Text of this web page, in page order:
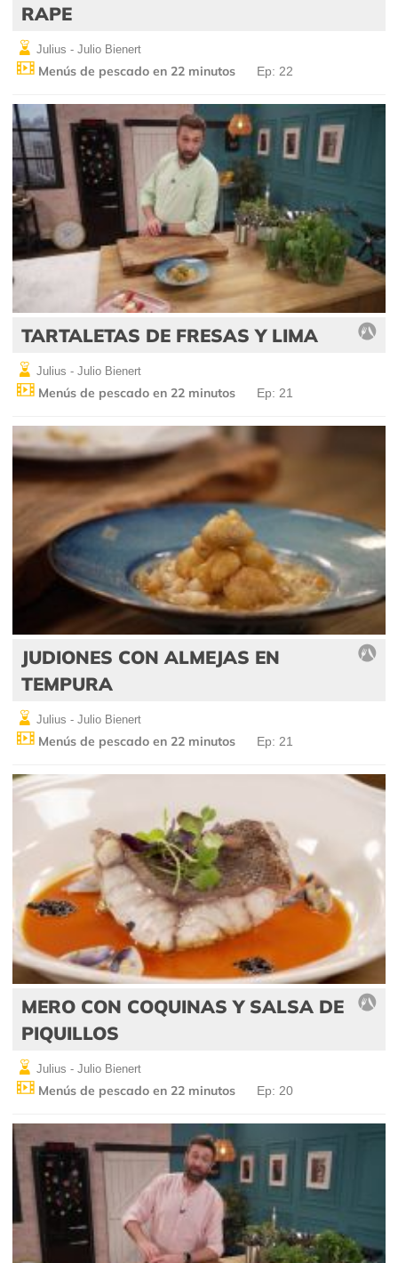
RAPE
Julius - Julio Bienert
Menús de pescado en 22 minutos Ep: 22
TARTALETAS DE FRESAS Y LIMA
Julius - Julio Bienert
Menús de pescado en 22 minutos Ep: 21
JUDIONES CON ALMEJAS EN
TEMPURA
Julius - Julio Bienert
Menús de pescado en 22 minutos Ep: 21
MERO CON COQUINAS Y SALSA DE
PIQUILLOS
Julius - Julio Bienert
Menús de pescado en 22 minutos Ep: 20